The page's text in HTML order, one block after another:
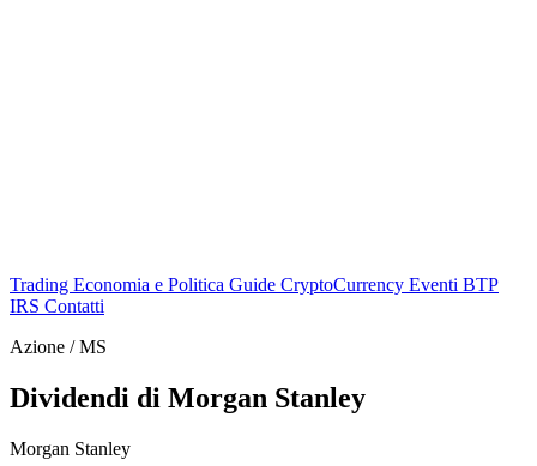
Trading Economia e Politica Guide CryptoCurrency Eventi BTP
IRS Contatti
Azione / MS
Dividendi di Morgan Stanley
Morgan Stanley